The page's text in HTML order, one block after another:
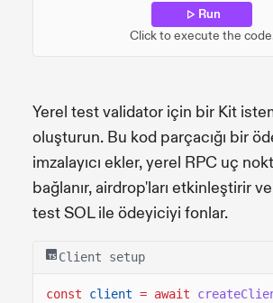
Run
Click to execute the
Yerel test validator için bir Kit
oluşturun. Bu kod parçacığı bir
imzalayıcı ekler, yerel RPC uç
bağlanır, airdrop'ları etkinleştirir
test SOL ile ödeyiciyi fonlar.
Client setup
const client = await